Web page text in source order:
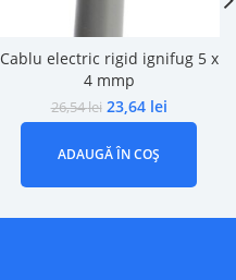
Cablu electric rigid ignifug 5 x
4 mmp
26,54lei 23,64 lei
ADAUGĂ ÎN COȘ